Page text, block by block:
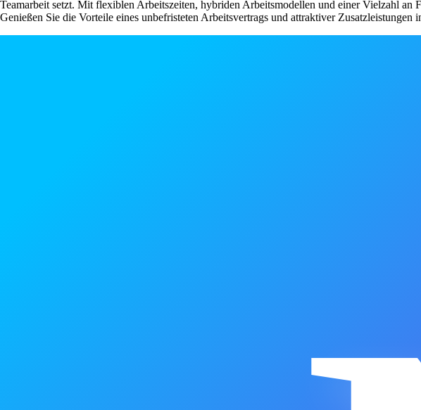
Teamarbeit setzt. Mit flexiblen Arbeitszeiten, hybriden Arbeitsmodellen und einer Vielzahl
Genießen Sie die Vorteile eines unbefristeten Arbeitsvertrags und attraktiver Zusatzleistungen